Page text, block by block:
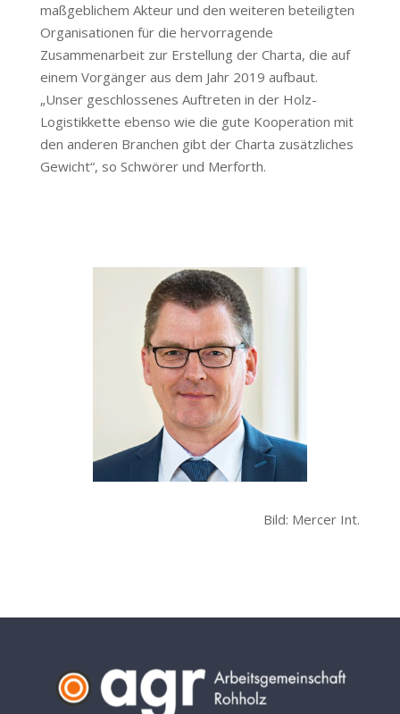
maßgeblichem Akteur und den weiteren beteiligten
Organisationen für die hervorragende
Zusammenarbeit zur Erstellung der Charta, die auf
einem Vorgänger aus dem Jahr 2019 aufbaut.
„Unser geschlossenes Auftreten in der Holz-
Logistikkette ebenso wie die gute Kooperation mit
den anderen Branchen gibt der Charta zusätzliches
Gewicht“, so Schwörer und Merforth.
Bild: Mercer Int.